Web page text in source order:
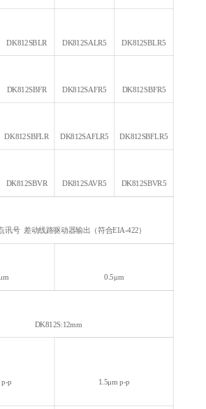
DK812SBLR DK812SALR5 DK812SBLR5
DK812SBFR DK812SAFR5 DK812SBFR5
DK812SBFLR DK812SAFLR5 DK812SBFLR5
DK812SBVR DK812SAVR5 DK812SBVR5
讯号 差动线路驱动器输出（符合EIA-422）
0.5μm
DK812S:12mm
p-p 1.5μm p-p